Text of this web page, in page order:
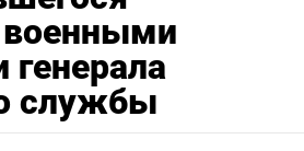
генерала
службы